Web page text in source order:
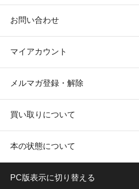
お問い合わせ
マイアカウント
メルマガ登録・解除
買い取りについて
本の状態について
PC版表示に切り替える